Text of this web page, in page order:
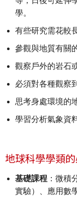
學。
有些研究需花較
參觀與地質有關
觀察戶外的岩石
必須對各種觀察
思考身處環境的
學習分析氣象資
地球科學學類
基礎課程 ：微積
實驗）、應用數